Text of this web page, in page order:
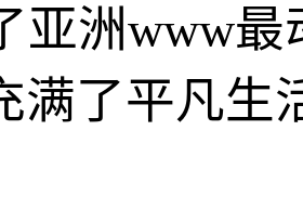
亚洲www
满了平凡生